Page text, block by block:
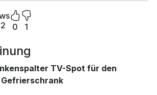
0 1
TV-Spot für den
Gefrierschrank